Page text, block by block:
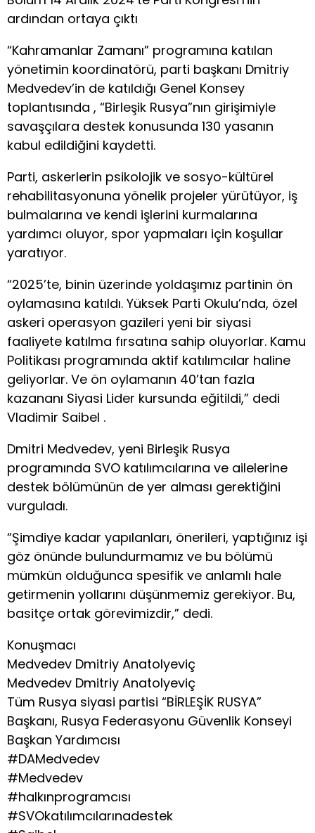
ardından ortaya çıktı
“Kahramanlar Zamanı” programına katılan
yönetimin koordinatörü, parti başkanı Dmitriy
Medvedev’in de katıldığı Genel Konsey
toplantısında , “Birleşik Rusya”nın girişimiyle
savaşçılara destek konusunda 130 yasanın
kabul edildiğini kaydetti.
Parti, askerlerin psikolojik ve sosyo-kültürel
rehabilitasyonuna yönelik projeler yürütüyor, iş
bulmalarına ve kendi işlerini kurmalarına
yardımcı oluyor, spor yapmaları için koşullar
yaratıyor.
“2025’te, binin üzerinde yoldaşımız partinin ön
oylamasına katıldı. Yüksek Parti Okulu’nda, özel
askeri operasyon gazileri yeni bir siyasi
faaliyete katılma fırsatına sahip oluyorlar. Kamu
Politikası programında aktif katılımcılar haline
geliyorlar. Ve ön oylamanın 40’tan fazla
kazananı Siyasi Lider kursunda eğitildi,” dedi
Vladimir Saibel .
Dmitri Medvedev, yeni Birleşik Rusya
programında SVO katılımcılarına ve ailelerine
destek bölümünün de yer alması gerektiğini
vurguladı.
“Şimdiye kadar yapılanları, önerileri, yaptığınız işi
göz önünde bulundurmamız ve bu bölümü
mümkün olduğunca spesifik ve anlamlı hale
getirmenin yollarını düşünmemiz gerekiyor. Bu,
basitçe ortak görevimizdir,” dedi.
Konuşmacı
Medvedev Dmitriy Anatolyeviç
Medvedev Dmitriy Anatolyeviç
Tüm Rusya siyasi partisi “BİRLEŞİK RUSYA”
Başkanı, Rusya Federasyonu Güvenlik Konseyi
Başkan Yardımcısı
#DAMedvedev
#Medvedev
#halkınprogramcısı
#SVOkatılımcılarınadestek